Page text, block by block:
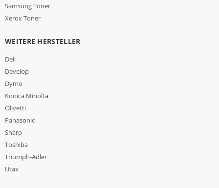
Samsung Toner
Xerox Toner
WEITERE HERSTELLER
Dell
Develop
Dymo
Konica Minolta
Olivetti
Panasonic
Sharp
Toshiba
Triumph-Adler
Utax